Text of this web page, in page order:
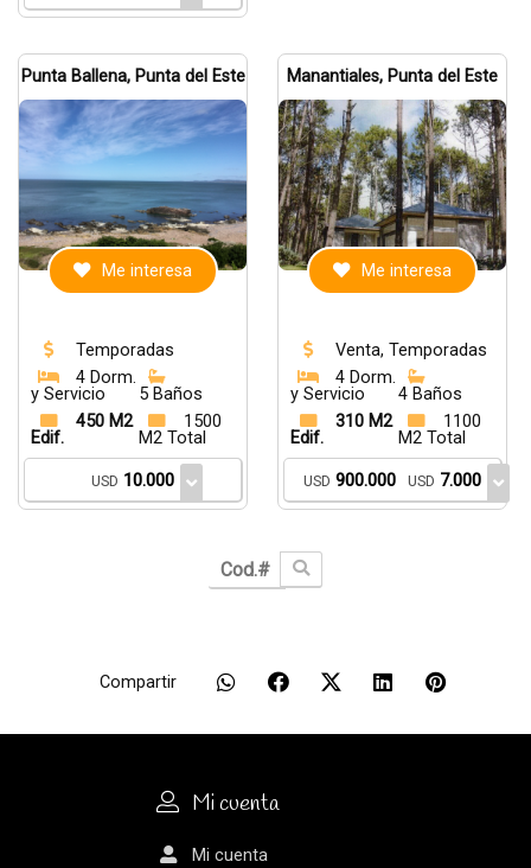
Punta Ballena, Punta del Este
Me interesa
Temporadas
4 Dorm.
y Servicio
5 Baños
450 M2
Edif.
1500
M2 Total
USD 10.000
Manantiales, Punta del Este
Me interesa
Venta, Temporadas
4 Dorm.
y Servicio
4 Baños
310 M2
Edif.
1100
M2 Total
USD 900.000 USD 7.000
Compartir
Mi cuenta
Mi cuenta